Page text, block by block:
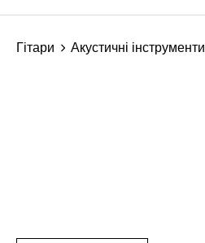
Гітари Акустичні інструменти